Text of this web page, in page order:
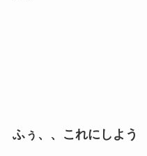
ふぅ、、これにしよう